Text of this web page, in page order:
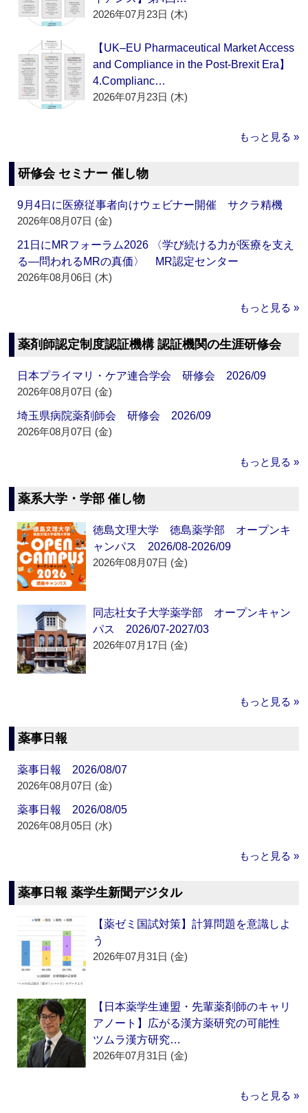
2026年07月23日 (木)
【UK–EU Pharmaceutical Market Access
and Compliance in the Post-Brexit Era】
4.Complianc…
2026年07月23日 (木)
もっと見る »
研修会 セミナー 催し物
9月4日に医療従事者向けウェビナー開催 サクラ精機
2026年08月07日 (金)
21日にMRフォーラム2026 〈学び続ける力が医療を支え
る―問われるMRの真価〉 MR認定センター
2026年08月06日 (木)
もっと見る »
薬剤師認定制度認証機構 認証機関の生涯研修会
日本プライマリ・ケア連合学会 研修会 2026/09
2026年08月07日 (金)
埼玉県病院薬剤師会 研修会 2026/09
2026年08月07日 (金)
もっと見る »
薬系大学・学部 催し物
徳島文理大学 徳島薬学部 オープンキ
ャンパス 2026/08-2026/09
2026年08月07日 (金)
同志社女子大学薬学部 オープンキャン
パス 2026/07-2027/03
2026年07月17日 (金)
もっと見る »
薬事日報
薬事日報 2026/08/07
2026年08月07日 (金)
薬事日報 2026/08/05
2026年08月05日 (水)
もっと見る »
薬事日報 薬学生新聞デジタル
【薬ゼミ国試対策】計算問題を意識しよ
う
2026年07月31日 (金)
【日本薬学生連盟・先輩薬剤師のキャリ
アノート】広がる漢方薬研究の可能性
ツムラ漢方研究…
2026年07月31日 (金)
もっと見る »